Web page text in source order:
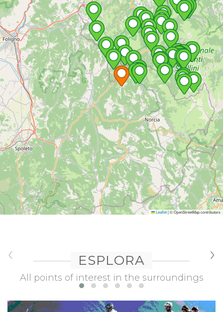
Leaflet|© OpenStreetMap contributors
ESPLORA
All points of interest in the surroundings
‹ ›